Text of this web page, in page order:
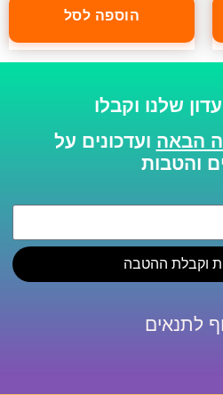
הוספה לסל
שלנו וקבלו
ועדכונים על
והטבות
וקבלת ההטבה
לתנאים